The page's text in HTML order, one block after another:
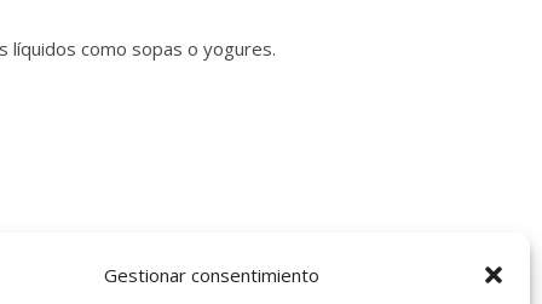
Gestionar consentimiento
líquidos como sopas o yogures.
sin compromiso, estaremos encantados de